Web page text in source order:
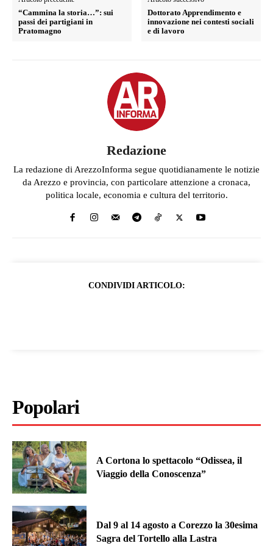
“Cammina la storia…”: sui
passi dei partigiani in
Pratomagno
Dottorato Apprendimento e
innovazione nei contesti sociali
e di lavoro
Redazione
La redazione di ArezzoInforma segue quotidianamente le notizie
da Arezzo e provincia, con particolare attenzione a cronaca,
politica locale, economia e cultura del territorio.
CONDIVIDI ARTICOLO:
Popolari
A Cortona lo spettacolo “Odissea, il
Viaggio della Conoscenza”
Dal 9 al 14 agosto a Corezzo la 30esima
Sagra del Tortello alla Lastra